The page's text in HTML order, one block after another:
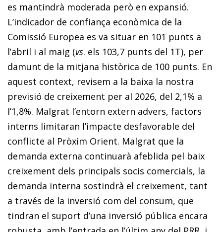
es mantindrà moderada però en expansió.
L’indicador de confiança econòmica de la
Comissió Europea es va situar en 101 punts a
l’abril i al maig (vs. els 103,7 punts del 1T), per
damunt de la mitjana històrica de 100 punts. En
aquest context, revisem a la baixa la nostra
previsió de creixement per al 2026, del 2,1% a
l’1,8%. Malgrat l’entorn extern advers, factors
interns limitaran l’impacte desfavorable del
conflicte al Pròxim Orient. Malgrat que la
demanda externa conti­nuarà afeblida pel baix
creixement dels principals socis comercials, la
demanda interna sostindrà el creixement, tant
a través de la inversió com del consum, que
tindran el suport d’una inversió pública encara